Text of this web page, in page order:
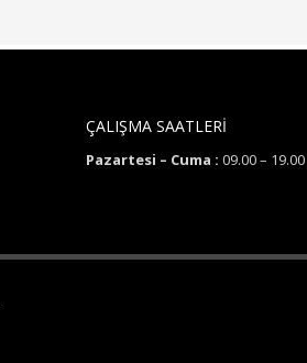
ÇALIŞMA SAATLERİ
Pazartesi – Cuma : 09.00 – 19.00